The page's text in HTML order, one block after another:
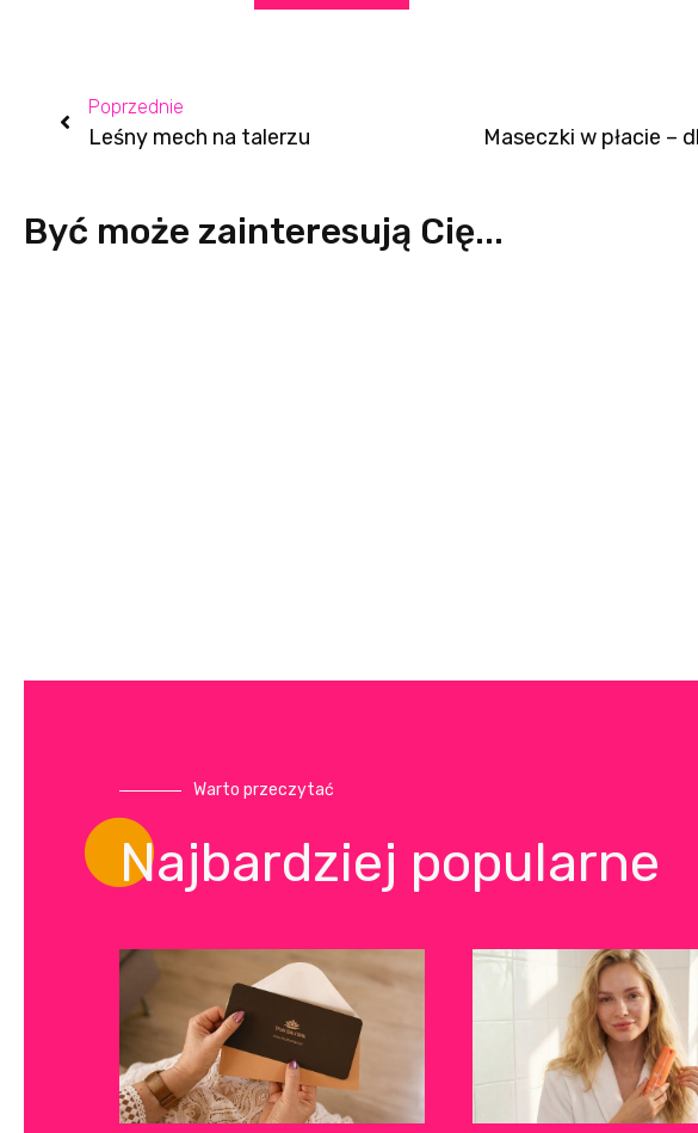
Poprzednie
Leśny mech na talerzu
Być może zainteresują Cię...
Warto przeczytać
Najbardziej popularne